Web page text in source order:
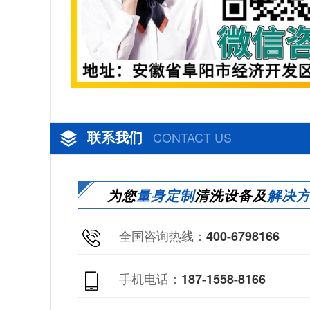
联系我们 CONTACT US
为您量身定制清洗设备及解决
全国咨询热线： 400-6798166
手机电话： 187-1558-8166